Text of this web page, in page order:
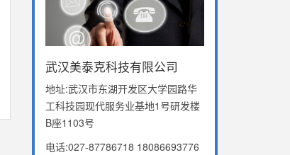
武汉美泰克科技有限公司
地址:武汉市东湖开发区大学园路华
工科技园现代服务业基地1号研发楼
B座1103号
电话:027-87786718 18086693776